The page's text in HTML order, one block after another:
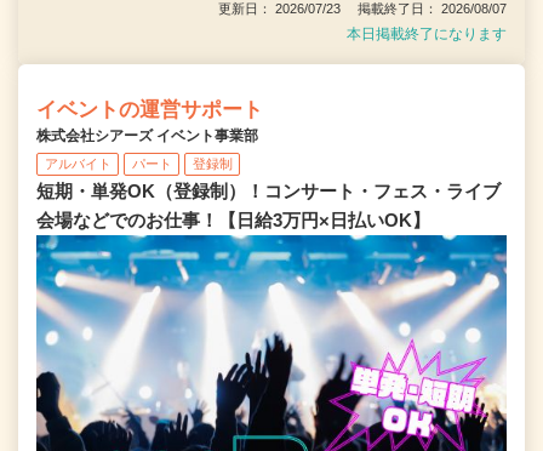
更新日： 2026/07/23 掲載終了日： 2026/08/07
本日掲載終了になります
イベントの運営サポート
株式会社シアーズ イベント事業部
アルバイト パート 登録制
短期・単発OK（登録制）！コンサート・フェス・ライブ
会場などでのお仕事！【日給3万円×日払いOK】